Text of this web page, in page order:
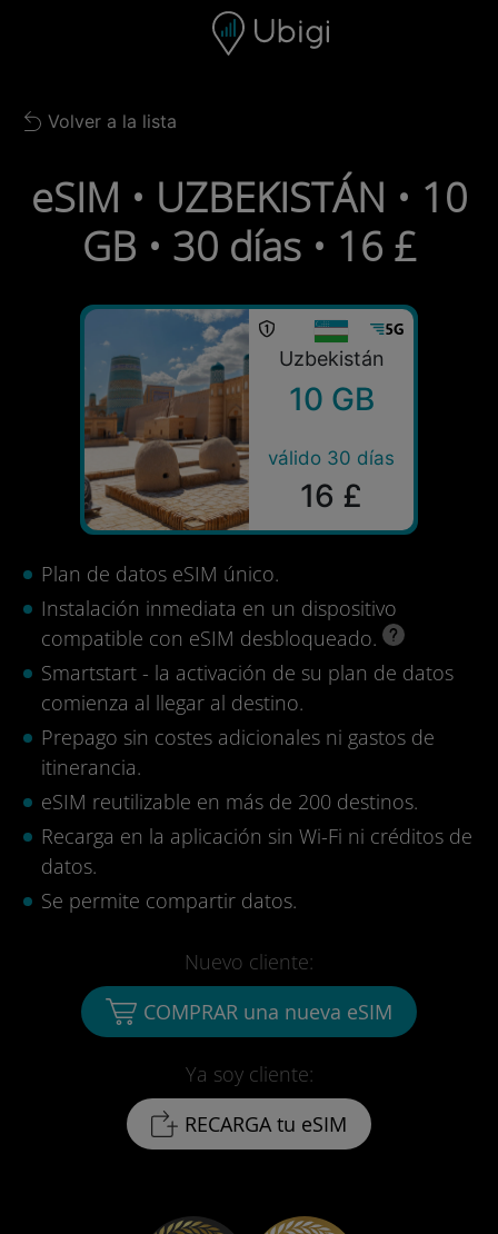
Barra de navegación
Back to list
Volver a la lista
eSIM • UZBEKISTÁN • 10
GB • 30 días • 16 £
Uzbekistán
10 GB
válido 30 días
16 £
Plan de datos eSIM único.
Instalación inmediata en un dispositivo
compatible con eSIM desbloqueado.
Smartstart - la activación de su plan de datos
comienza al llegar al destino.
Prepago sin costes adicionales ni gastos de
itinerancia.
eSIM reutilizable en más de 200 destinos.
Recarga en la aplicación sin Wi-Fi ni créditos de
datos.
Se permite compartir datos.
Ya soy cliente:
RECARGA tu eSIM
Nuevo cliente:
COMPRAR una nueva eSIM